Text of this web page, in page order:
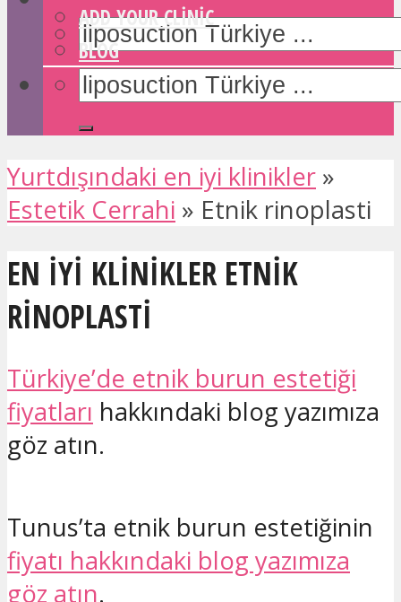
ADD YOUR CLINIC
BLOG
Yurtdışındaki en iyi klinikler »
Estetik Cerrahi » Etnik rinoplasti
EN IYI KLINIKLER ETNIK
RINOPLASTI
Türkiye’de etnik burun estetiği
fiyatları hakkındaki blog yazımıza
göz atın.
Tunus’ta etnik burun estetiğinin
fiyatı hakkındaki blog yazımıza
göz atın.